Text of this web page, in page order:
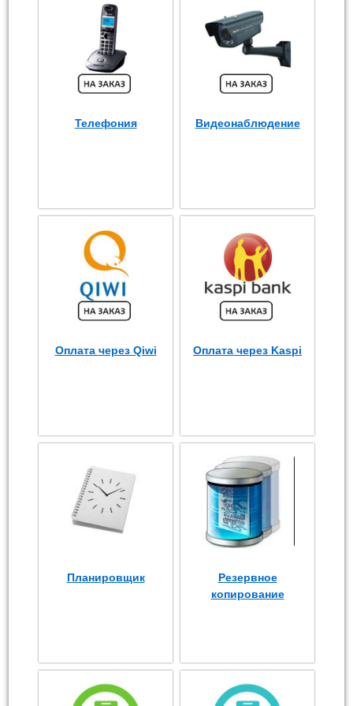
Телефония Видеонаблюдение
Оплата через Qiwi Оплата через Kaspi
Планировщик
Резервное
копирование